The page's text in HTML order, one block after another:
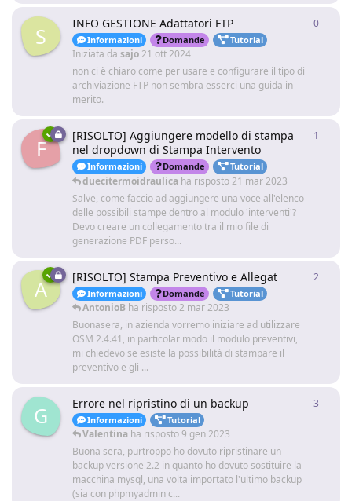
S INFO GESTIONE Adattatori FTP
Informazioni Domande Tutorial
Iniziata da sajo21 ott 2024
non ci è chiaro come per usare e configurare il tipo di
archiviazione FTP non sembra esserci una guida in
merito.
0
F
[RISOLTO] Aggiungere modello di stampa
nel dropdown di Stampa Intervento
Informazioni Domande Tutorial
duecitermoidraulica ha risposto21 mar 2023
Salve, come faccio ad aggiungere una voce all'elenco
delle possibili stampe dentro al modulo 'interventi'?
Devo creare un collegamento tra il mio file di
generazione PDF perso...
1
A [RISOLTO] Stampa Preventivo e Allegat
Informazioni Domande Tutorial
AntonioB ha risposto2 mar 2023
Buonasera, in azienda vorremo iniziare ad utilizzare
OSM 2.4.41, in particolar modo il modulo preventivi,
mi chiedevo se esiste la possibilità di stampare il
preventivo e gli ...
2
G Errore nel ripristino di un backup
Informazioni Tutorial
Valentina ha risposto9 gen 2023
Buona sera, purtroppo ho dovuto ripristinare un
backup versione 2.2 in quanto ho dovuto sostituire la
macchina mysql, una volta importato l'ultimo backup
(sia con phpmyadmin c...
3